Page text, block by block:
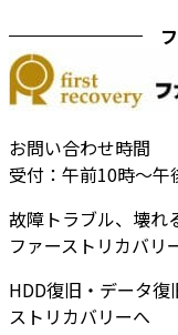
お問い合わせ時間
受付：午前10時～午
故障トラブル、壊れ
ファーストリカバリ
HDD復旧・データ復
ストリカバリーへ